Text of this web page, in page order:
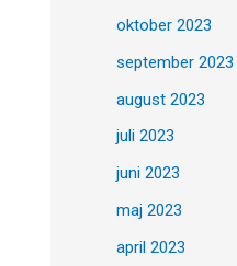
oktober 2023
september 2023
august 2023
juli 2023
juni 2023
maj 2023
april 2023